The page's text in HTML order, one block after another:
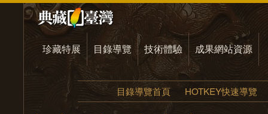
珍藏特展 目錄導覽 技術體驗 成果網站資源
目錄導覽首頁 HOTKEY快速導覽